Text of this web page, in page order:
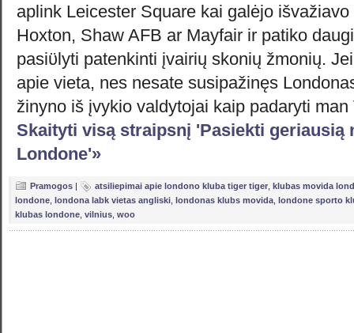
aplink Leicester Square kai galėjo
Hoxton, Shaw AFB ar Mayfair ir patiko
pasiϋlyti patenkinti įvairių skonių žmonių.
apie vieta, nes nesate susipažinęs
žinyno iš įvykio valdytojai kaip padaryti man
Skaityti visą straipsnį 'Pasiekti geriausią
Londone'»
Pramogos | atsiliepimai apie londono kluba tiger tiger klubas movida
londone londona labk vietas angliski londonas klubs movida londone sporto
klubas londone vilnius woo